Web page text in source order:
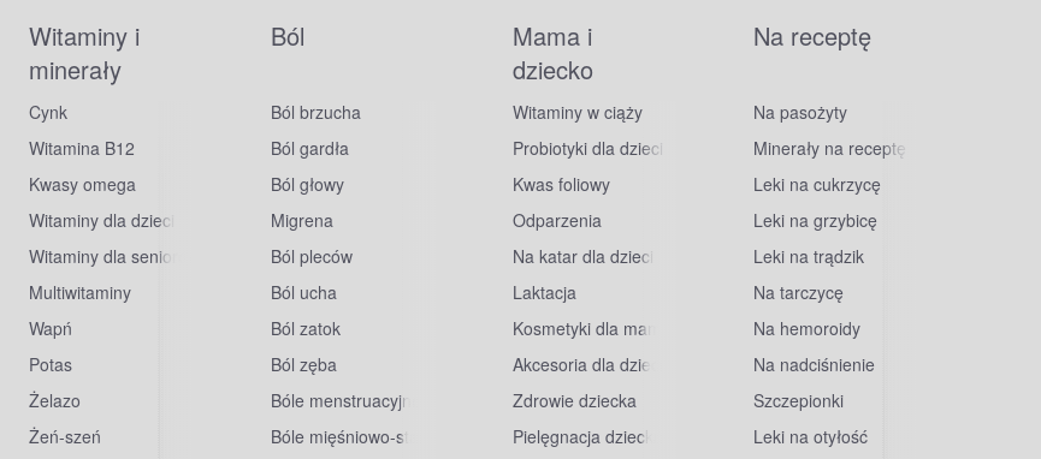
Witaminy i
minerały
Cynk
Witamina B12
Kwasy omega
Witaminy dla dzieci
Witaminy dla seniorów
Multiwitaminy
Wapń
Potas
Żelazo
Żeń-szeń
Ból
Ból brzucha
Ból gardła
Ból głowy
Migrena
Ból pleców
Ból ucha
Ból zatok
Ból zęba
Bóle menstruacyjne
Bóle mięśniowo-stawowe
Mama i
dziecko
Witaminy w ciąży
Probiotyki dla dzieci
Kwas foliowy
Odparzenia
Na katar dla dzieci
Laktacja
Kosmetyki dla mam
Akcesoria dla dzieci
Zdrowie dziecka
Pielęgnacja dziecka
Na receptę
Na pasożyty
Minerały na receptę
Leki na cukrzycę
Leki na grzybicę
Leki na trądzik
Na tarczycę
Na hemoroidy
Na nadciśnienie
Szczepionki
Leki na otyłość